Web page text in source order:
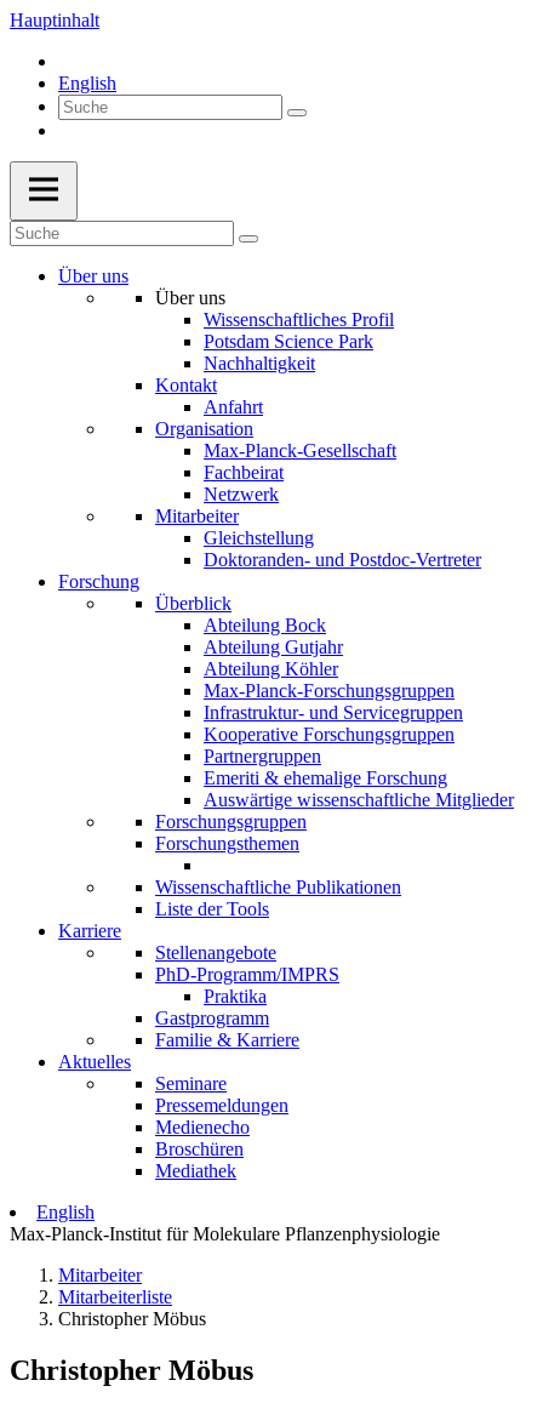
Hauptinhalt
English
Über uns
Über uns
Wissenschaftliches Profil
Potsdam Science Park
Nachhaltigkeit
Kontakt
Anfahrt
Organisation
Max-Planck-Gesellschaft
Fachbeirat
Netzwerk
Mitarbeiter
Gleichstellung
Doktoranden- und Postdoc-Vertreter
Forschung
Überblick
Abteilung Bock
Abteilung Gutjahr
Abteilung Köhler
Max-Planck-Forschungsgruppen
Infrastruktur- und Servicegruppen
Kooperative Forschungsgruppen
Partnergruppen
Emeriti & ehemalige Forschung
Auswärtige wissenschaftliche Mitglieder
Forschungsgruppen
Forschungsthemen
Wissenschaftliche Publikationen
Liste der Tools
Karriere
Stellenangebote
PhD-Programm/IMPRS
Praktika
Gastprogramm
Familie & Karriere
Aktuelles
Seminare
Pressemeldungen
Medienecho
Broschüren
Mediathek
English
Max-Planck-Institut für Molekulare Pflanzenphysiologie
Mitarbeiter
Mitarbeiterliste
Christopher Möbus
Christopher Möbus